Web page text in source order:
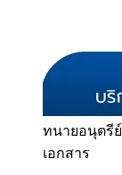
ทนายอนุตรีย์
เอกสาร